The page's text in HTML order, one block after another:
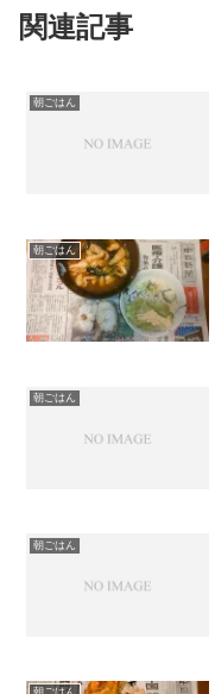
関連記事
朝ごはん
朝ごはん
朝ごはん
朝ごはん